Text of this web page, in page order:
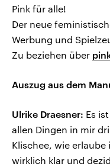
Pink für alle!
Der neue
Werbung und
Zu beziehen über
Auszug aus dem
Ulrike Draesner: Es
allen Dingen in mir
Klischee, wie
wirklich klar und